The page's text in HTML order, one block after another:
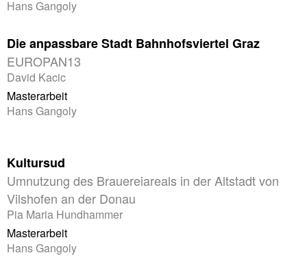
Hans Gangoly
Die anpassbare Stadt Bahnhofsviertel Graz
EUROPAN13
David Kacic
Masterarbeit
Hans Gangoly
Kultursud
Umnutzung des Brauereiareals in der Altstadt von
Vilshofen an der Donau
Pia Maria Hundhammer
Masterarbeit
Hans Gangoly